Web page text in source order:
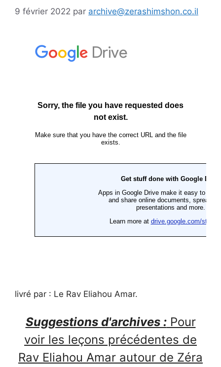
9 février 2022 par archive@zerashimshon.co.il
livré par : Le Rav Eliahou Amar.
Suggestions d'archives :Pour
voir les leçons précédentes de
Rav Eliahou Amar autour de Zéra